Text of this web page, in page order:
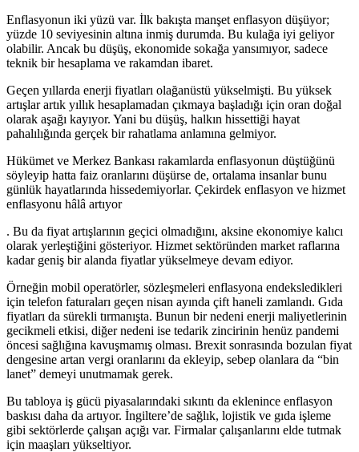
Enflasyonun iki yüzü var. İlk bakışta manşet enflasyon düşüyor;
yüzde 10 seviyesinin altına inmiş durumda. Bu kulağa iyi geliyor
olabilir. Ancak bu düşüş, ekonomide sokağa yansımıyor, sadece
teknik bir hesaplama ve rakamdan ibaret.
Geçen yıllarda enerji fiyatları olağanüstü yükselmişti. Bu yüksek
artışlar artık yıllık hesaplamadan çıkmaya başladığı için oran doğal
olarak aşağı kayıyor. Yani bu düşüş, halkın hissettiği hayat
pahalılığında gerçek bir rahatlama anlamına gelmiyor.
Hükümet ve Merkez Bankası rakamlarda enflasyonun düştüğünü
söyleyip hatta faiz oranlarını düşürse de, ortalama insanlar bunu
günlük hayatlarında hissedemiyorlar. Çekirdek enflasyon ve hizmet
enflasyonu hâlâ artıyor
. Bu da fiyat artışlarının geçici olmadığını, aksine ekonomiye kalıcı
olarak yerleştiğini gösteriyor. Hizmet sektöründen market raflarına
kadar geniş bir alanda fiyatlar yükselmeye devam ediyor.
Örneğin mobil operatörler, sözleşmeleri enflasyona endeksledikleri
için telefon faturaları geçen nisan ayında çift haneli zamlandı. Gıda
fiyatları da sürekli tırmanışta. Bunun bir nedeni enerji maliyetlerinin
gecikmeli etkisi, diğer nedeni ise tedarik zincirinin henüz pandemi
öncesi sağlığına kavuşmamış olması. Brexit sonrasında bozulan fiyat
dengesine artan vergi oranlarını da ekleyip, sebep olanlara da “bin
lanet” demeyi unutmamak gerek.
Bu tabloya iş gücü piyasalarındaki sıkıntı da eklenince enflasyon
baskısı daha da artıyor. İngiltere’de sağlık, lojistik ve gıda işleme
gibi sektörlerde çalışan açığı var. Firmalar çalışanlarını elde tutmak
için maaşları yükseltiyor.